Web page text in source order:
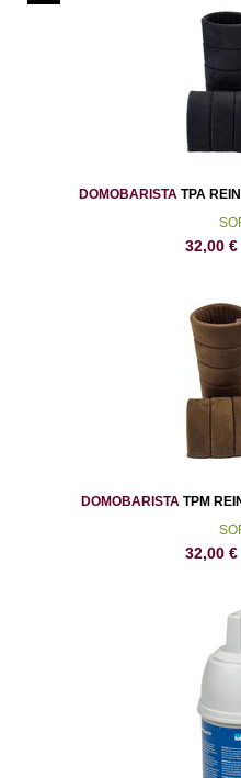
DOMOBARISTA TPA
32,00 €
DOMOBARISTA TPM
32,00 €